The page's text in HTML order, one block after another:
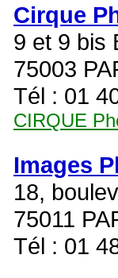
Cirque
9 et 9 bis
75003
Tél : 01
CIRQUE
Images
18,
75011
Tél : 01